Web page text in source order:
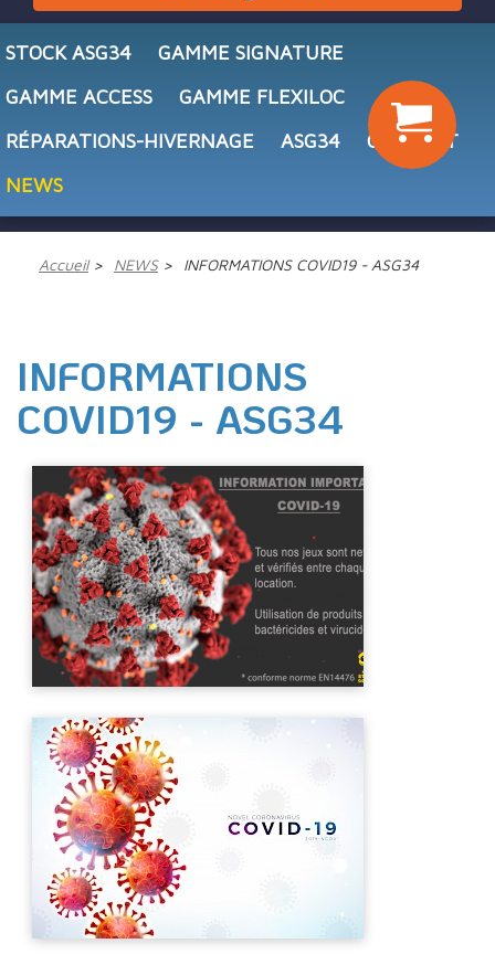
STOCK ASG34
GAMME SIGNATURE
GAMME ACCESS
GAMME FLEXILOC
RÉPARATIONS-HIVERNAGE
ASG34
CONTACT
NEWS
Accueil NEWS INFORMATIONS COVID19 - ASG34
INFORMATIONS
COVID19 - ASG34